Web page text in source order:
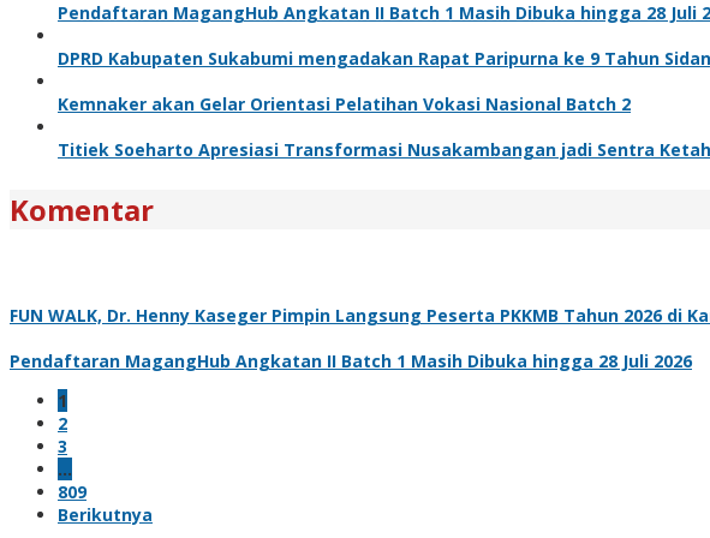
Pendaftaran MagangHub Angkatan II Batch 1 Masih Dibuka hingga 28 Juli
DPRD Kabupaten Sukabumi mengadakan Rapat Paripurna ke 9 Tahun
Kemnaker akan Gelar Orientasi Pelatihan Vokasi Nasional Batch 2
Titiek Soeharto Apresiasi Transformasi Nusakambangan jadi Sentra
Komentar
FUN WALK, Dr. Henny Kaseger Pimpin Langsung Peserta PKKMB Tahun 2026 di
Pendaftaran MagangHub Angkatan II Batch 1 Masih Dibuka hingga 28 Juli 2026
1
2
3
…
809
Berikutnya